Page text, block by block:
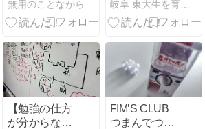
無用のことながら
ソフトは異例
の警告、総務
に対策強化の
書簡も！
岐阜 東大生を育てた母親ありすの親学教室
【勉強の仕方
が分からな
FIM’S CLUB
つまんでつな